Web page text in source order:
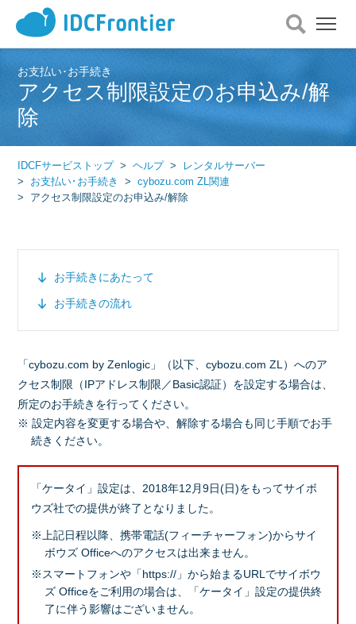
メ
ニ
ュ
を
開
お支払い･お手続き
アクセス制限設定のお申込み/解
除
IDCFサービストップ ヘルプ
レンタルサーバー
お支払い･お手続き
cybozu.com ZL関連
アクセス制限設定のお申込み/解除
お手続きにあたって
お手続きの流れ
「cybozu.com by Zenlogic」（以下、cybozu.com ZL）へのア
クセス制限（IPアドレス制限／Basic認証）を設定する場合は、
所定のお手続きを行ってください。
※ 設定内容を変更する場合や、解除する場合も同じ手順でお手
続きください。
「ケータイ」設定は、2018年12月9日(日)をもってサイボ
ウズ社での提供が終了となりました。
※上記日程以降、携帯電話(フィーチャーフォン)からサイ
ボウズ Officeへのアクセスは出来ません。
※スマートフォンや「https://」から始まるURLでサイボウ
ズ Officeをご利用の場合は、「ケータイ」設定の提供終
了に伴う影響はございません。